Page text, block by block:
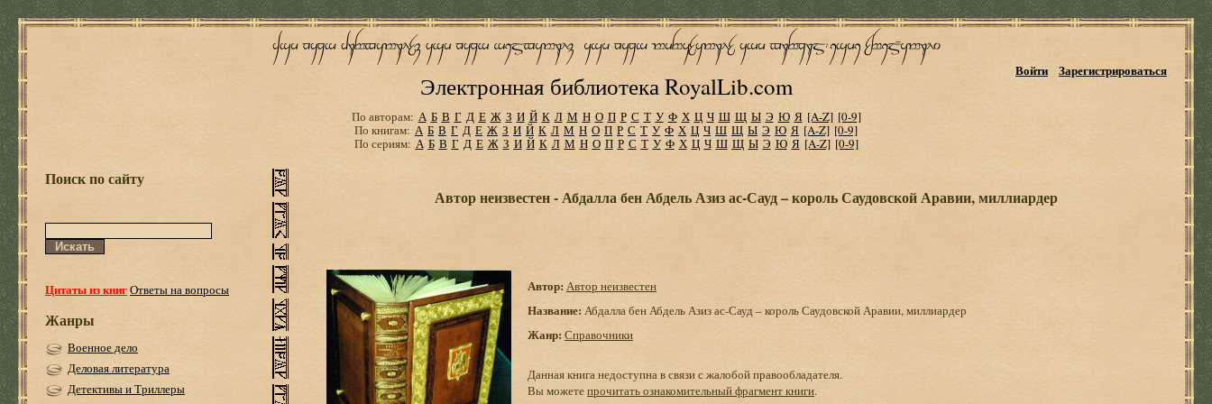
Электронная библиотека RoyalLib.com
Войти Зарегистрироваться
По авторам: А Б В Г Д Е Ж З И Й К Л М Н О П Р С Т У Ф Х Ц Ч Ш Щ Ы Э Ю Я [A-Z] [0-9]
По книгам: А Б В Г Д Е Ж З И Й К Л М Н О П Р С Т У Ф Х Ц Ч Ш Щ Ы Э Ю Я [A-Z] [0-9]
По сериям: А Б В Г Д Е Ж З И Й К Л М Н О П Р С Т У Ф Х Ц Ч Ш Щ Ы Э Ю Я [A-Z] [0-9]
Поиск по сайту
Цитаты из книгОтветы на вопросы
Жанры
Военное дело
Деловая литература
Детективы и Триллеры
Автор неизвестен - Абдалла бен Абдель Азиз ас-Сауд – король Саудовской Аравии, миллиардер
Автор: Автор неизвестен
Название: Абдалла бен Абдель Азиз ас-Сауд – король Саудовской Аравии, миллиардер
Жанр: Справочники
Данная книга недоступна в связи с жалобой правообладателя.
Вы можетепрочитать ознакомительный фрагмент книги.